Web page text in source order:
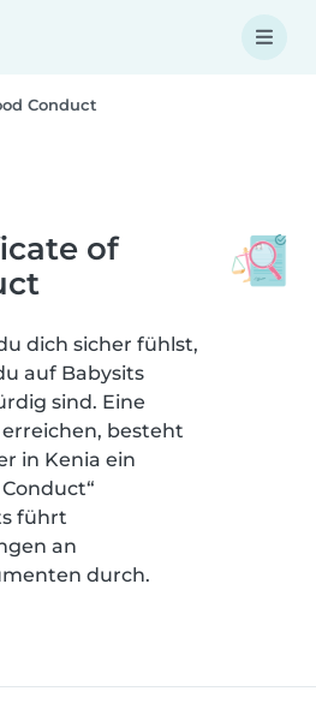
Conduct
of
dich sicher fühlst,
auf Babysits
sind. Eine
besteht
in Kenia ein
führt
an
durch.